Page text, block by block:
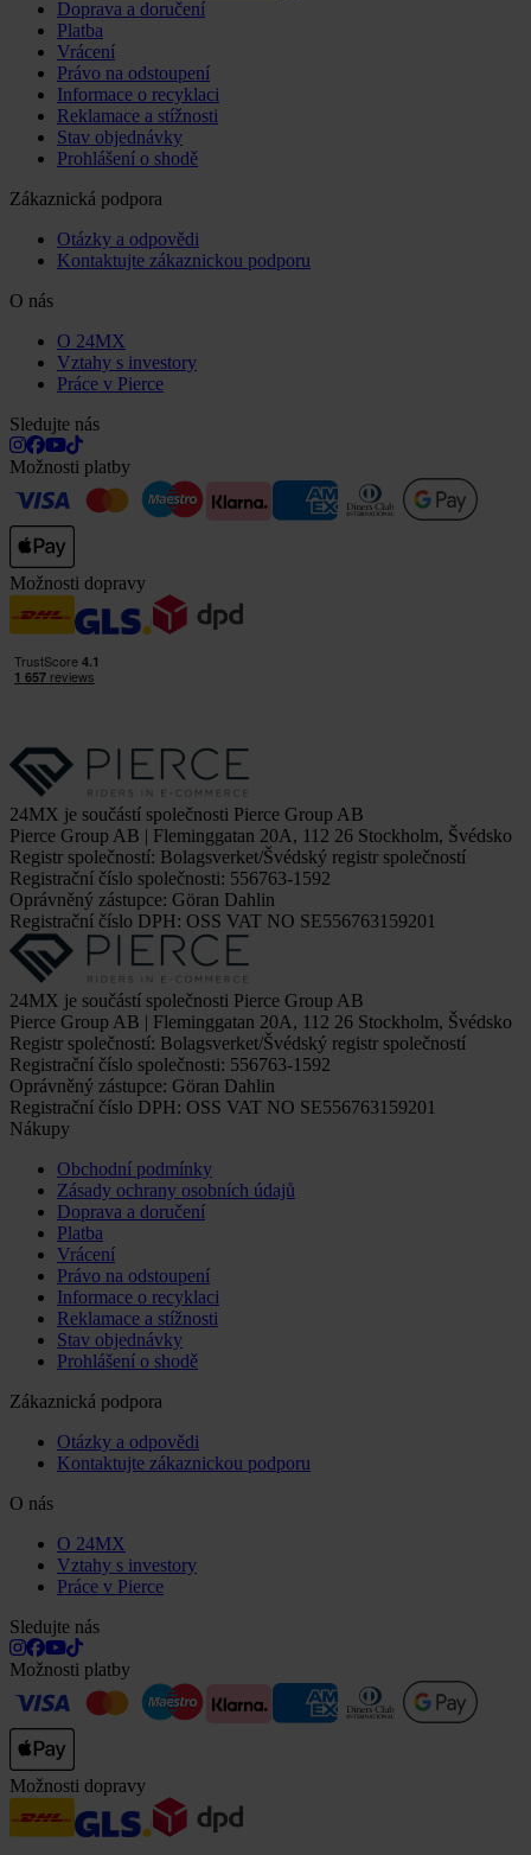
Doprava a doručení
Platba
Vrácení
Právo na odstoupení
Informace o recyklaci
Reklamace a stížnosti
Stav objednávky
Prohlášení o shodě
Zákaznická podpora
Otázky a odpovědi
Kontaktujte zákaznickou podporu
O nás
O 24MX
Vztahy s investory
Práce v Pierce
Sledujte nás
Možnosti platby
Možnosti dopravy
24MX je součástí společnosti Pierce Group AB
Pierce Group AB | Fleminggatan 20A, 112 26 Stockholm, Švédsko
Registr společností: Bolagsverket/Švédský registr společností
Registrační číslo společnosti: 556763-1592
Oprávněný zástupce: Göran Dahlin
Registrační číslo DPH: OSS VAT NO SE556763159201
24MX je součástí společnosti Pierce Group AB
Pierce Group AB | Fleminggatan 20A, 112 26 Stockholm, Švédsko
Registr společností: Bolagsverket/Švédský registr společností
Registrační číslo společnosti: 556763-1592
Oprávněný zástupce: Göran Dahlin
Registrační číslo DPH: OSS VAT NO SE556763159201
Nákupy
Obchodní podmínky
Zásady ochrany osobních údajů
Doprava a doručení
Platba
Vrácení
Právo na odstoupení
Informace o recyklaci
Reklamace a stížnosti
Stav objednávky
Prohlášení o shodě
Zákaznická podpora
Otázky a odpovědi
Kontaktujte zákaznickou podporu
O nás
O 24MX
Vztahy s investory
Práce v Pierce
Sledujte nás
Možnosti platby
Možnosti dopravy